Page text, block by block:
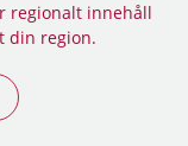
regionalt innehåll
din region.